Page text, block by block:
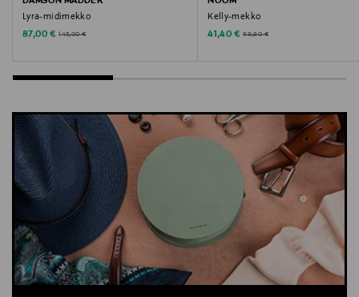
Lyra-midimekko
Discounted Price
87,00 € Original Price
145,00 €
Kelly-mekko
Discounted Price
41,40 € Original Price
69,90 €